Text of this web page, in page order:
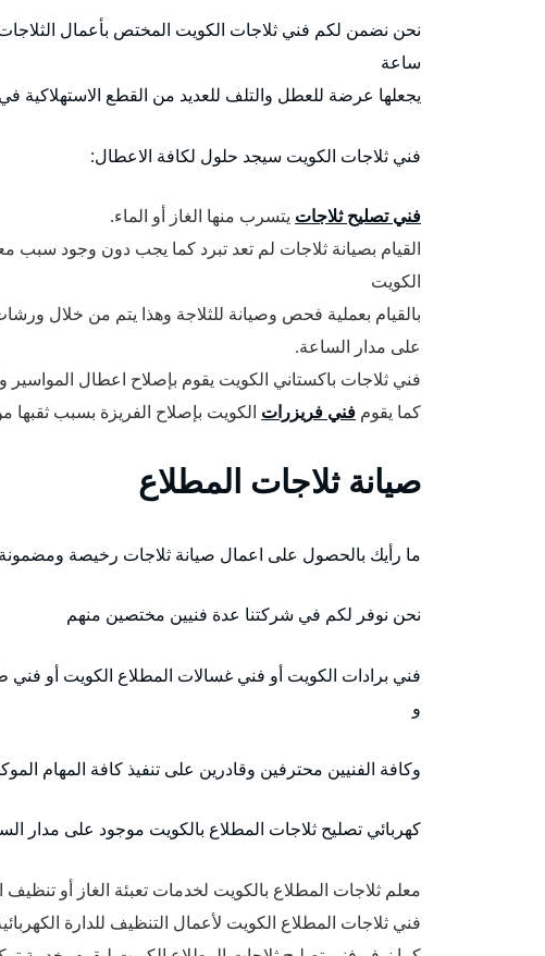
نحن نضمن لكم فني ثلاجات الكويت المختص بأعمال الثلاجات
ساعة
يجعلها عرضة للعطل والتلف للعديد من القطع الاستهلاكية في
فني ثلاجات الكويت سيجد حلول لكافة الاعطال:
فني تصليح ثلاجات يتسرب منها الغاز أو الماء.
القيام بصيانة ثلاجات لم تعد تبرد كما يجب دون وجود
الكويت
بالقيام بعملية فحص وصيانة للثلاجة وهذا يتم من خلال
على مدار الساعة.
فني ثلاجات باكستاني الكويت يقوم بإصلاح اعطال المواسير
كما يقوم فني فريزرات الكويت بإصلاح الفريزة بسبب ثقبها
صيانة ثلاجات المطلاع
ما رأيك بالحصول على اعمال صيانة ثلاجات رخيصة
نحن نوفر لكم في شركتنا عدة فنيين مختصين منهم
فني برادات الكويت أو فني غسالات المطلاع الكويت أو فني
و
وكافة الفنيين محترفين وقادرين على تنفيذ كافة المهام
كهربائي تصليح ثلاجات المطلاع بالكويت موجود على مدار
معلم ثلاجات المطلاع بالكويت لخدمات تعبئة الغاز أو تنظيف
فني ثلاجات المطلاع الكويت لأعمال التنظيف للدارة